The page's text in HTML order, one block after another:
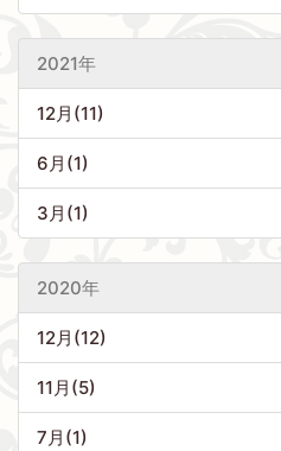
2021年
12月(11)
6月(1)
3月(1)
2020年
12月(12)
11月(5)
7月(1)